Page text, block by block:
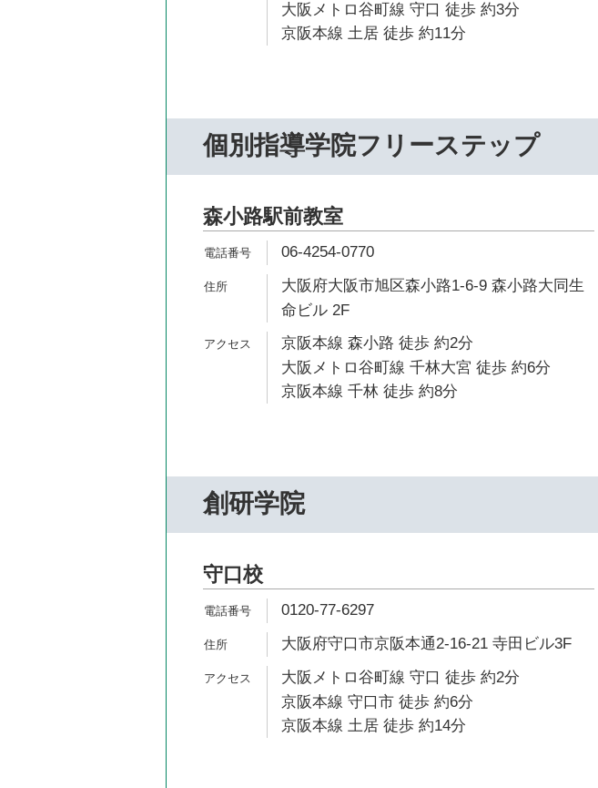
大阪メトロ谷町線 守口 徒歩 約3分
京阪本線 土居 徒歩 約11分
個別指導学院フリーステップ
森小路駅前教室
06-4254-0770
大阪府大阪市旭区森小路1-6-9 森小路大同生
命ビル 2F
京阪本線 森小路 徒歩 約2分
大阪メトロ谷町線 千林大宮 徒歩 約6分
京阪本線 千林 徒歩 約8分
創研学院
守口校
0120-77-6297
大阪府守口市京阪本通2-16-21 寺田ビル3F
大阪メトロ谷町線 守口 徒歩 約2分
京阪本線 守口市 徒歩 約6分
京阪本線 土居 徒歩 約14分